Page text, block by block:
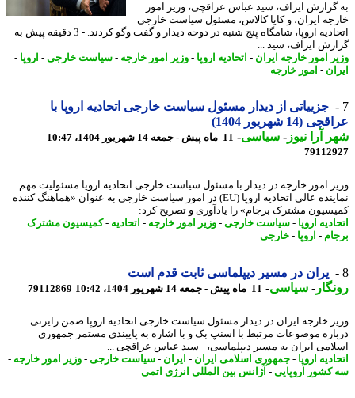
ایراف، سید عباس عراقچی، وزیر امور
ایران، و کایا کالاس، مسئول سیاست خارجی
اتحادیه اروپا، شامگاه پنج شنبه در دوحه دیدار و گفت وگو کردند. - 3 دقیقه پیش به
ایراف، سید ...
امور خارجه ایران - اتحادیه اروپا - وزیر امور خارجه-سیاست خارجی-اروپا -
- امور خارجه
جزییاتی از دیدار مسئول سیاست خارجی اتحادیه اروپا با
(14 شهریور 1404)
آرا نیوز-سیاسی-11 ماه پیش - جمعه 14 شهریور 1404، 10:47
امور خارجه در دیدار با مسئول سیاست خارجی اتحادیه اروپا مسئولیت مهم
نماینده عالی اتحادیه اروپا (EU) در امور سیاست خارجی به عنوان «هماهنگ کننده
مشترک برجام» را یادآوری و تصریح کرد:
اروپا - سیاست خارجی-وزیر امور خارجه-اتحادیه-کمیسیون مشترک
-اروپا - خارجی
یران در مسیر دیپلماسی ثابت قدم است
-سیاسی-11 ماه پیش - جمعه 14 شهریور 1404، 10:42 79112869
خارجه ایران در دیدار مسئول سیاست خارجی اتحادیه اروپا ضمن رایزنی
موضوعات مرتبط با اسنپ بک و با اشاره به پایبندی مستمر جمهوری
ایران به مسیر دیپلماسی، - سید عباس عراقچی ...
اروپا - جمهوری اسلامی ایران - ایران - سیاست خارجی-وزیر امور خارجه-
اروپایی-آژانس بین المللی انرژی اتمی